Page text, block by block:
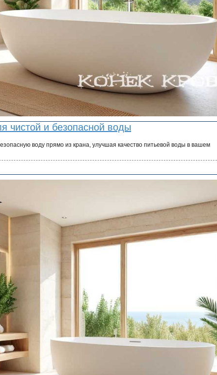
чистой и безопасной воды
воду прямо из крана, улучшая качество питьевой воды в вашем